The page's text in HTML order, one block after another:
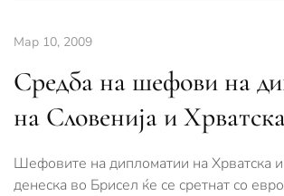
Мар 10, 2009
Средба на шефови на
на Словенија и
Шефовите на дипломатии на Хрватска
денеска во Брисел ќе се сретнат со